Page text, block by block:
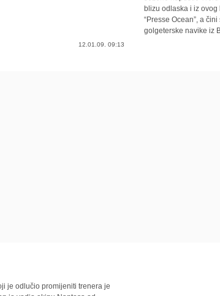
12.01.09. 09:13
blizu odlaska i iz
“Presse Ocean”, a
golgeterske navike iz
je odlučio promijeniti trenera je